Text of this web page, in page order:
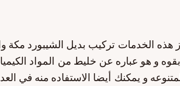
هذه الخدمات تركيب بديل الشيبورد
و هو عباره عن خليط من المواد
و يمكنك أيضا الاستفاده منه في